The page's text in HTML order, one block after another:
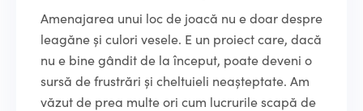
Amenajarea unui loc de joacă nu e doar despre
leagăne și culori vesele. E un proiect care, dacă
nu e bine gândit de la început, poate deveni o
sursă de frustrări și cheltuieli neașteptate. Am
văzut de prea multe ori cum lucrurile scapă de